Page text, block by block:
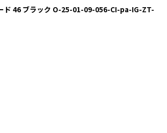
ド 46 ブラック O-25-01-09-056-CI-pa-IG-ZT-